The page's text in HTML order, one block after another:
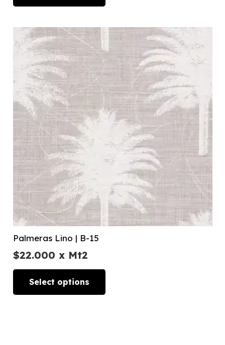
Palmeras Lino | B-15
$22.000 x Mt2
Select options